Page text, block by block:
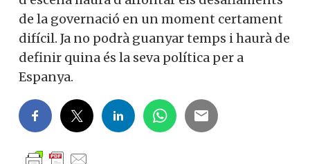
de la governació en un moment certament
difícil. Ja no podrà guanyar temps i haurà de
definir quina és la seva política per a
Espanya.